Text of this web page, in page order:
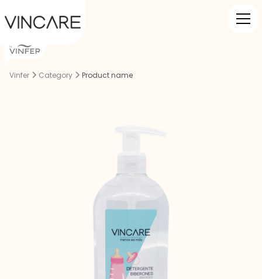
Vinfer Category Product name